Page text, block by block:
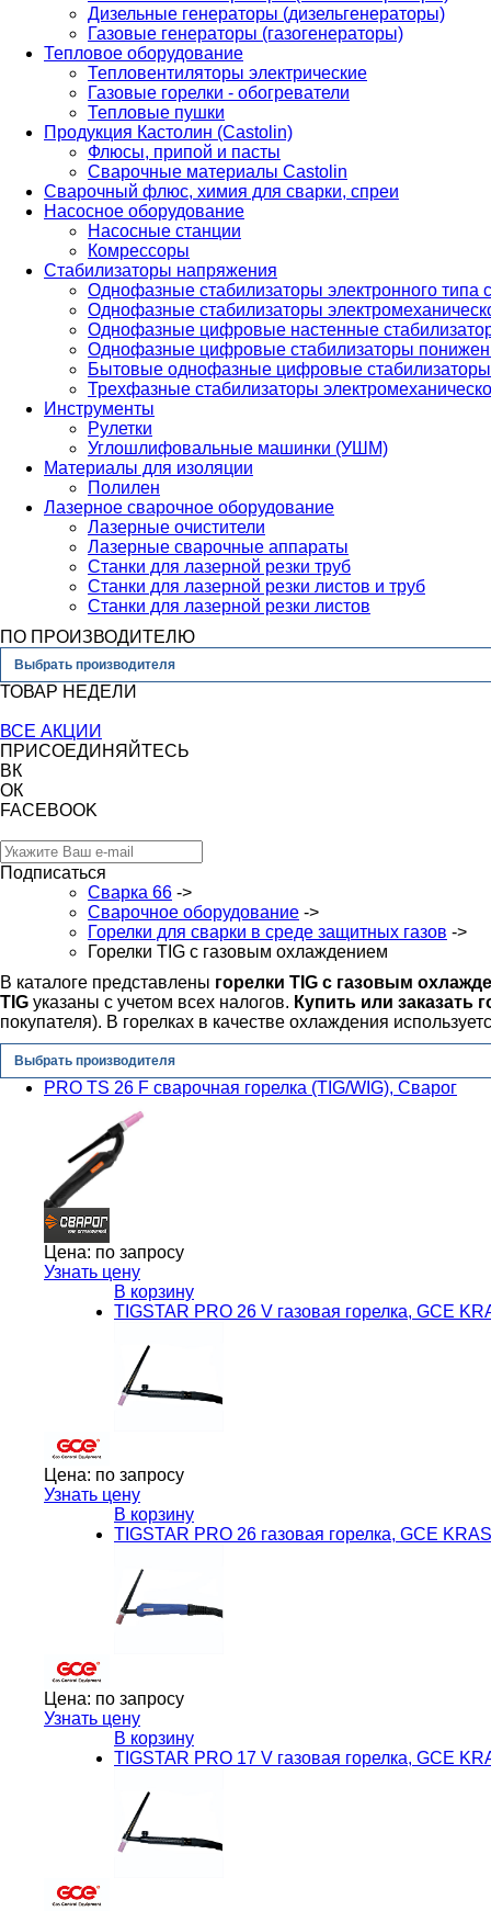
Дизельные генераторы (дизельгенераторы)
Газовые генераторы (газогенераторы)
Тепловое оборудование
Тепловентиляторы электрические
Газовые горелки - обогреватели
Тепловые пушки
Продукция Кастолин (Castolin)
Флюсы, припой и пасты
Сварочные материалы Castolin
Сварочный флюс, химия для сварки, спреи
Насосное оборудование
Насосные станции
Комрессоры
Стабилизаторы напряжения
Однофазные стабилизаторы электронного
Однофазные стабилизаторы
Однофазные цифровые настенные
Однофазные цифровые стабилизаторы
Бытовые однофазные цифровые стабилизаторы
Трехфазные стабилизаторы
Инструменты
Рулетки
Углошлифовальные машинки (УШМ)
Материалы для изоляции
Полилен
Лазерное сварочное оборудование
Лазерные очистители
Лазерные сварочные аппараты
Станки для лазерной резки труб
Станки для лазерной резки листов и труб
Станки для лазерной резки листов
ПО ПРОИЗВОДИТЕЛЮ
Выбрать производителя
ТОВАР НЕДЕЛИ
ВСЕ АКЦИИ
ПРИСОЕДИНЯЙТЕСЬ
ВК
ОК
FACEBOOK
Подписаться
Сварка 66 ->
Сварочное оборудование ->
Горелки для сварки в среде защитных газов ->
Горелки TIG с газовым охлаждением
В каталоге представлены горелки TIG с газовым
TIG указаны с учетом всех налогов. Купить или заказать
покупателя). В горелках в качестве охлаждения
Выбрать производителя
PRO TS 26 F сварочная горелка (TIG/WIG), Сварог
Цена: по запросу
Узнать цену
В корзину
TIGSTAR PRO 26 V газовая горелка, GCE
Цена: по запросу
Узнать цену
В корзину
TIGSTAR PRO 26 газовая горелка, GCE
Цена: по запросу
Узнать цену
В корзину
TIGSTAR PRO 17 V газовая горелка, GCE